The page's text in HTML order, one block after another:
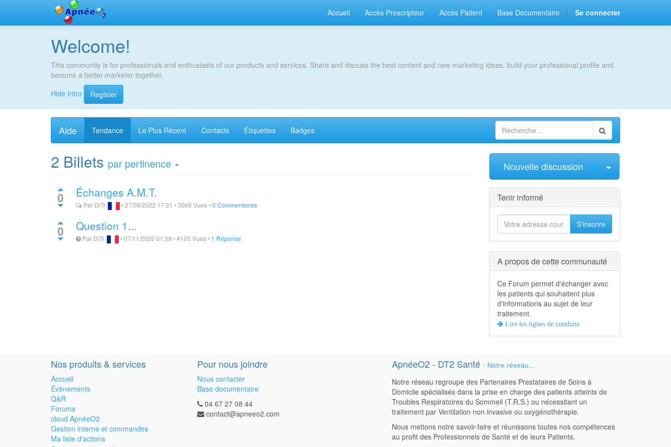
Accueil Accès Prescripteur Accès Patient Base Documentaire Se connecter
Welcome!
This community is for professionals and enthusiasts of our products and services. Share and discuss the best content and new marketing ideas, build your professional profile and
become a better marketer together.
Hide Intro
Register
Aide Tendance Le Plus Récent Contacts Étiquettes Badges
2 Billets par pertinence
0 Échanges A.M.T.
Par DiTr •27/09/2022 17:31 •3066 Vues•0 Commentaires
0 Question 1...
Par DiTr •07/11/2020 01:39 •4105 Vues• 1 Réponse
Nouvelle discussion Sélectionner
Tenir informé
S'inscrire
A propos de cette communauté
Ce Forum permet d'échanger avec
les patients qui souhaitent plus
d'informations au sujet de leur
traitement.
Lire les lignes de conduite
Nos produits & services
Accueil
Évènements
Q&R
Forums
cloud ApnéeO2
Gestion interne et commandes
Ma liste d'actions
Pour nous joindre
Nous contacter
Base documentaire
04 67 27 08 44
contact@apneeo2.com
ApnéeO2 - DT2 Santé - Notre réseau...
Notre réseau regroupe des Partenaires Prestataires de Soins à
Domicile spécialisés dans la prise en charge des patients atteints de
Troubles Respiratoires du Sommeil (T.R.S.) ou nécessitant un
traitement par Ventilation non invasive ou oxygénothérapie.
Nous mettons notre savoir-faire et réunissons toutes nos compétences
au profit des Professionnels de Santé et de leurs Patients.